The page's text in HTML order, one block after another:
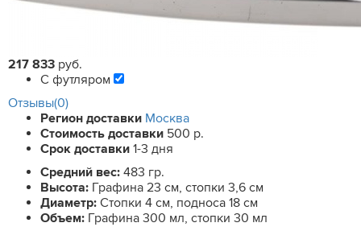
217 833 руб.
С футляром
Отзывы(0)
Регион доставки Москва
Стоимость доставки 500 р.
Срок доставки 1-3 дня
Средний вес: 483 гр.
Высота: Графина 23 см, стопки 3,6 см
Диаметр: Стопки 4 см, подноса 18 см
Объем: Графина 300 мл, стопки 30 мл